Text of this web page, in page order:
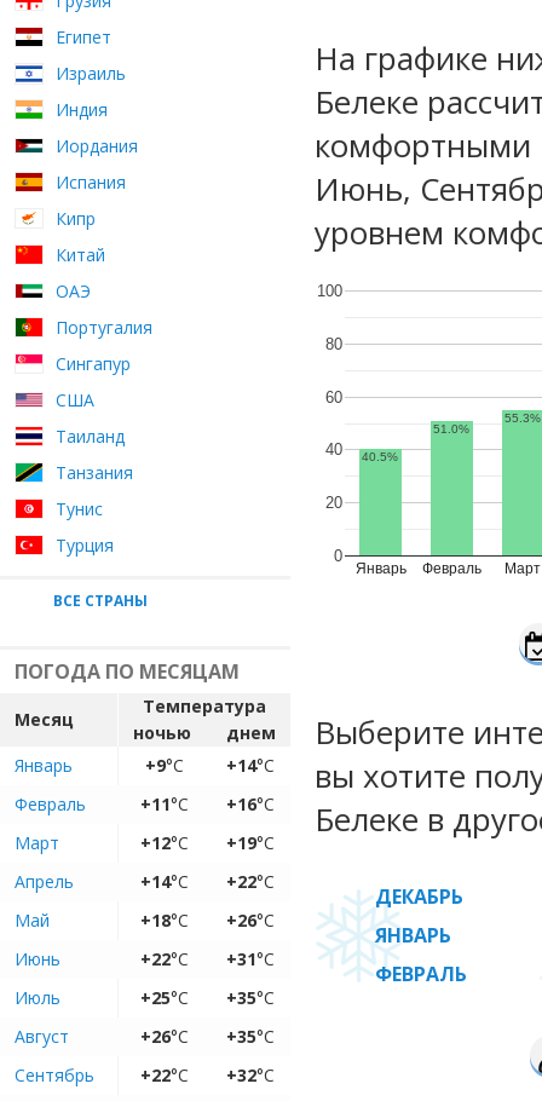
Египет
Израиль
Индия
Иордания
Испания
Кипр
Китай
ОАЭ
Португалия
Сингапур
США
Таиланд
Танзания
Тунис
Турция
ВСЕ СТРАНЫ
ПОГОДА ПО МЕСЯЦАМ
Месяц
Температура
ночью
днем
Январь
+9°C +14°C
Февраль
+11°C +16°C
Март
+12°C +19°C
Апрель
+14°C +22°C
Май
+18°C +26°C
Июнь
+22°C +31°C
Июль
+25°C +35°C
Август
+26°C +35°C
Сентябрь
+22°C +32°C
На графике
Белеке
комфортными
Июнь,
уровнем
Январь Февраль Март
0
20
40
60
80
100
40.5%
51.0%
55.3%
Выберите
вы хотите
Белеке в
ДЕКАБРЬ
ЯНВАРЬ
ФЕВРАЛЬ